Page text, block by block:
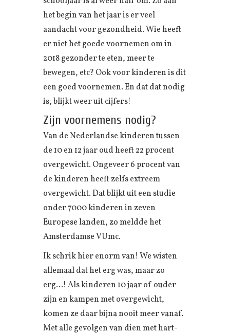
het begin van het jaar is er veel
aandacht voor gezondheid. Wie heeft
er niet het goede voornemen om in
2018 gezonder te eten, meer te
bewegen, etc? Ook voor kinderen is dit
een goed voornemen. En dat dat nodig
is, blijkt weer uit cijfers!
Zijn voornemens nodig?
Van de Nederlandse kinderen tussen
de 10 en 12 jaar oud heeft 22 procent
overgewicht. Ongeveer 6 procent van
de kinderen heeft zelfs extreem
overgewicht. Dat blijkt uit een studie
onder 7000 kinderen in zeven
Europese landen, zo meldde het
Amsterdamse VUmc.
Ik schrik hier enorm van! We wisten
allemaal dat het erg was, maar zo
erg…! Als kinderen 10 jaar of ouder
zijn en kampen met overgewicht,
komen ze daar bijna nooit meer vanaf.
Met alle gevolgen van dien met hart-